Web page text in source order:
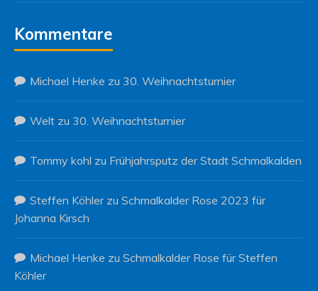
Kommentare
Michael Henke zu 30. Weihnachtsturnier
Welt zu 30. Weihnachtsturnier
Tommy kohl zu Frühjahrsputz der Stadt Schmalkalden
Steffen Köhlerzu Schmalkalder Rose 2023 für
Johanna Kirsch
Michael Henke zu Schmalkalder Rose für Steffen
Köhler